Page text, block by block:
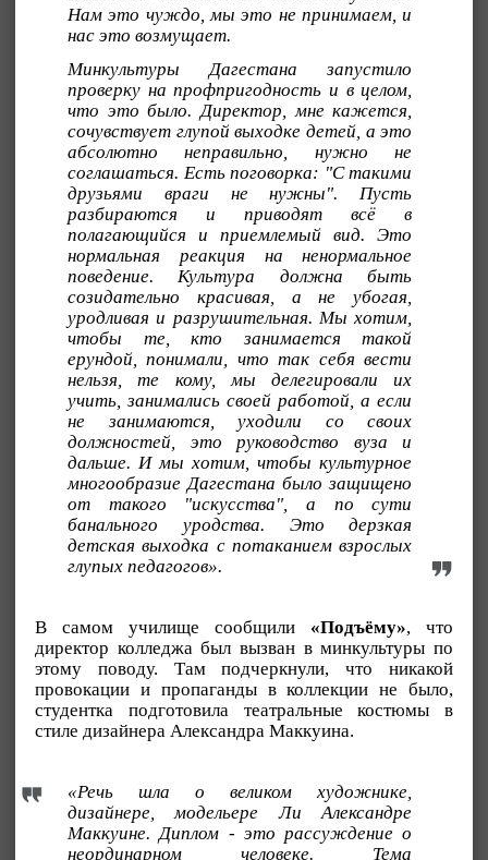
Нам это чуждо, мы это не принимаем, и
нас это возмущает.
Минкультуры Дагестана запустило
проверку на профпригодность и в целом,
что это было. Директор, мне кажется,
сочувствует глупой выходке детей, а это
абсолютно неправильно, нужно не
соглашаться. Есть поговорка: "С такими
друзьями враги не нужны". Пусть
разбираются и приводят всё в
полагающийся и приемлемый вид. Это
нормальная реакция на ненормальное
поведение. Культура должна быть
созидательно красивая, а не убогая,
уродливая и разрушительная. Мы хотим,
чтобы те, кто занимается такой
ерундой, понимали, что так себя вести
нельзя, те кому, мы делегировали их
учить, занимались своей работой, а если
не занимаются, уходили со своих
должностей, это руководство вуза и
дальше. И мы хотим, чтобы культурное
многообразие Дагестана было защищено
от такого "искусства", а по сути
банального уродства. Это дерзкая
детская выходка с потаканием взрослых
глупых педагогов».
В самом училище сообщили «Подъёму», что
директор колледжа был вызван в минкультуры по
этому поводу. Там подчеркнули, что никакой
провокации и пропаганды в коллекции не было,
студентка подготовила театральные костюмы в
стиле дизайнера Александра Маккуина.
«Речь шла о великом художнике,
дизайнере, модельере Ли Александре
Маккуине. Диплом - это рассуждение о
неординарном человеке. Тема